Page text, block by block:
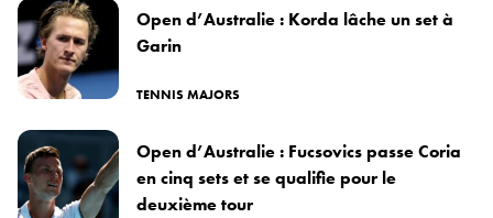
Open d’Australie : Korda lâche un set à
Garin
TENNIS MAJORS
Open d’Australie : Fucsovics passe Coria
en cinq sets et se qualifie pour le
deuxième tour